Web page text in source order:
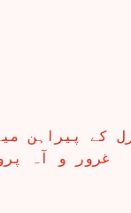
کے پیراہن
غرور و آہ